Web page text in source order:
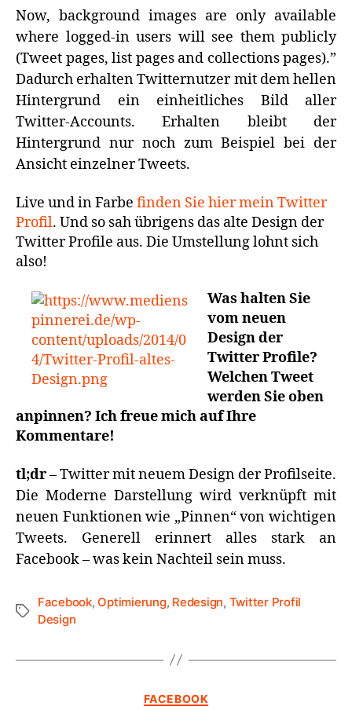
Now, background images are only available
where logged-in users will see them publicly
(Tweet pages, list pages and collections pages).”
Dadurch erhalten Twitternutzer mit dem hellen
Hintergrund ein einheitliches Bild aller
Twitter-Accounts. Erhalten bleibt der
Hintergrund nur noch zum Beispiel bei der
Ansicht einzelner Tweets.
Live und in Farbe finden Sie hier mein Twitter
Profil. Und so sah übrigens das alte Design der
Twitter Profile aus. Die Umstellung lohnt sich
also!
Was halten Sie
vom neuen
Design der
Twitter Profile?
Welchen Tweet
werden Sie oben
anpinnen? Ich freue mich auf Ihre
Kommentare!
tl;dr– Twitter mit neuem Design der Profilseite.
Die Moderne Darstellung wird verknüpft mit
neuen Funktionen wie „Pinnen“ von wichtigen
Tweets. Generell erinnert alles stark an
Facebook – was kein Nachteil sein muss.
Facebook,Optimierung, Redesign, Twitter Profil
Design
FACEBOOK